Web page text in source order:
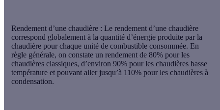
Rendement d’une chaudière : Le rendement d’une chaudière
correspond globalement à la quantité d’énergie produite par la
chaudière pour chaque unité de combustible consommée. En
règle générale, on constate un rendement de 80% pour les
chaudières classiques, d’environ 90% pour les chaudières basse
température et pouvant aller jusqu’à 110% pour les chaudières à
condensation.